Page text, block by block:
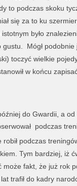
to podczas skoku
się za to ku
było
gustu. Mógł
toczyć wielkie
w końcu
do Gwardii, a
podczas
podczas
Tym bardziej, iż
fakt, że już rok
trafił do kadry